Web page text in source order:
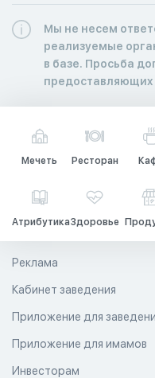
Мы не несем
реализуемые
в базе. Просьба
предоставляющих
Мечеть Ресторан
АтрибутикаЗдоровье
Реклама
Кабинет заведения
Приложение для
Приложение для имамов
Инвесторам